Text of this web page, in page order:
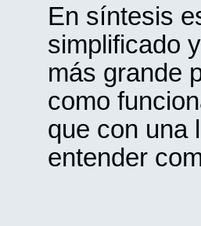
En síntesis
simplificado
más grande
como
que con una
entender